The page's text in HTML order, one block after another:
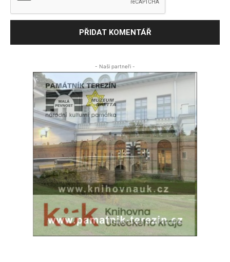
- Naši partneři -